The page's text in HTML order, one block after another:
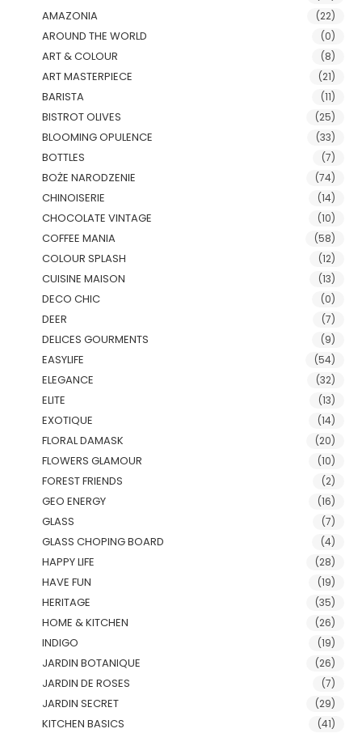
AMAZONIA (22)
AROUND THE WORLD (0)
ART & COLOUR (8)
ART MASTERPIECE (21)
BARISTA (11)
BISTROT OLIVES (25)
BLOOMING OPULENCE (33)
BOTTLES (7)
BOŻE NARODZENIE (74)
CHINOISERIE (14)
CHOCOLATE VINTAGE (10)
COFFEE MANIA (58)
COLOUR SPLASH (12)
CUISINE MAISON (13)
DECO CHIC (0)
DEER (7)
DELICES GOURMENTS (9)
EASYLIFE (54)
ELEGANCE (32)
ELITE (13)
EXOTIQUE (14)
FLORAL DAMASK (20)
FLOWERS GLAMOUR (10)
FOREST FRIENDS (2)
GEO ENERGY (16)
GLASS (7)
GLASS CHOPING BOARD (4)
HAPPY LIFE (28)
HAVE FUN (19)
HERITAGE (35)
HOME & KITCHEN (26)
INDIGO (19)
JARDIN BOTANIQUE (26)
JARDIN DE ROSES (7)
JARDIN SECRET (29)
KITCHEN BASICS (41)